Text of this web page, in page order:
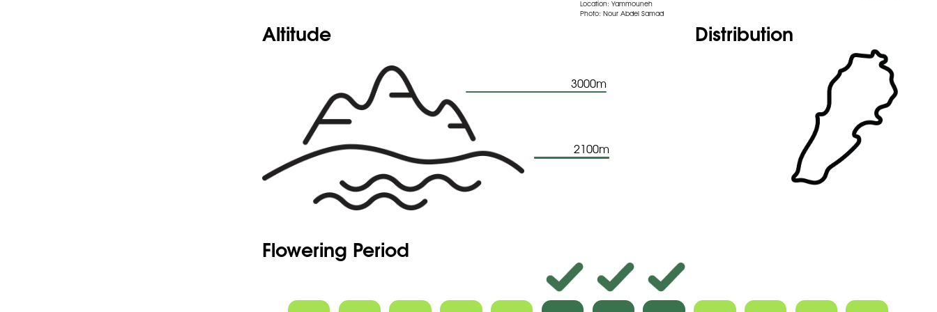
Location: Yammouneh
Photo: Nour Abdel Samad
Altitude
3000m
2100m
Distribution
Flowering Period